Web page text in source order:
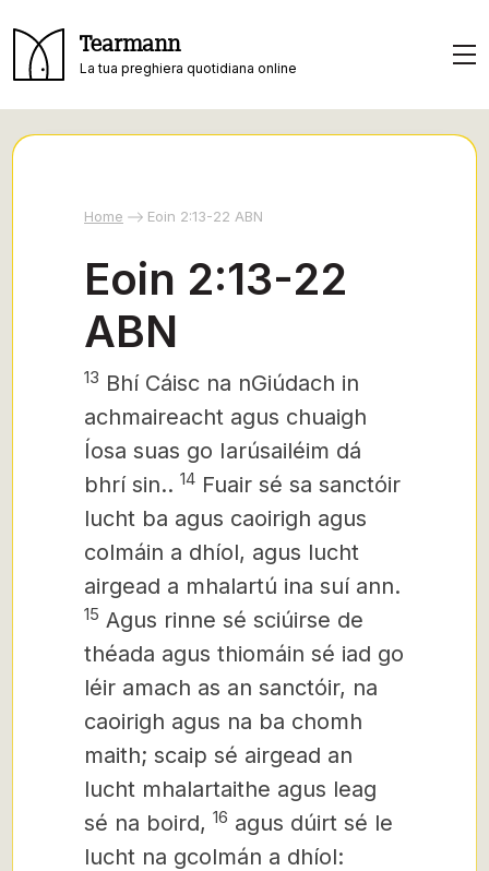
Tearmann
La tua preghiera quotidiana online
Home Eoin 2:13-22 ABN
Eoin 2:13-22
ABN
13 Bhí Cáisc na nGiúdach in
achmaireacht agus chuaigh
Íosa suas go Iarúsailéim dá
bhrí sin.. 14 Fuair sé sa sanctóir
lucht ba agus caoirigh agus
colmáin a dhíol, agus lucht
airgead a mhalartú ina suí ann.
15 Agus rinne sé sciúirse de
théada agus thiomáin sé iad go
léir amach as an sanctóir, na
caoirigh agus na ba chomh
maith; scaip sé airgead an
lucht mhalartaithe agus leag
sé na boird, 16 agus dúirt sé le
lucht na gcolmán a dhíol: